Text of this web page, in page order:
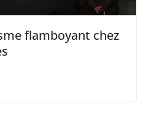
flamboyant chez